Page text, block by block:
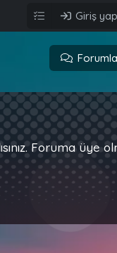
Giriş yap
Foruma üye